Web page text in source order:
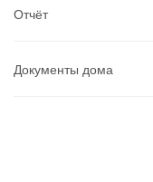
Отчёт
Документы дома